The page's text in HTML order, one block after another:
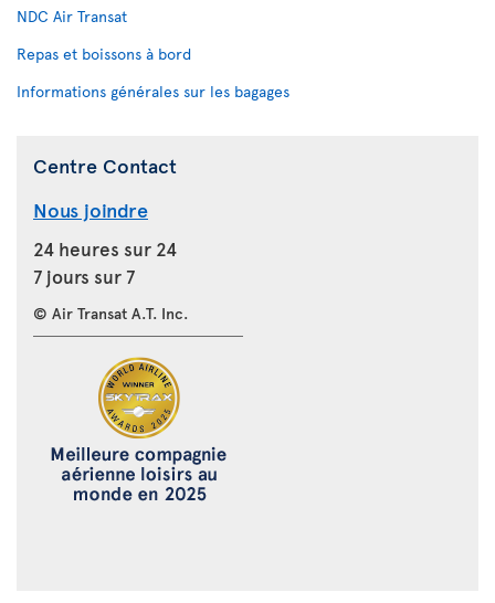
NDC Air Transat
Repas et boissons à bord
Informations générales sur les bagages
Centre Contact
Nous joindre
24 heures sur 24
7 jours sur 7
© Air Transat A.T. Inc.